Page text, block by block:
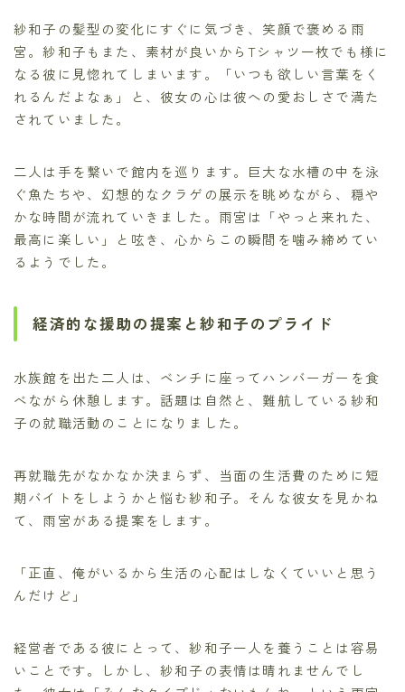
紗和子の髪型の変化にすぐに気づき、笑顔で褒める雨
宮。紗和子もまた、素材が良いからTシャツ一枚でも様に
なる彼に見惚れてしまいます。「いつも欲しい言葉をく
れるんだよなぁ」と、彼女の心は彼への愛おしさで満た
されていました。
二人は手を繋いで館内を巡ります。巨大な水槽の中を泳
ぐ魚たちや、幻想的なクラゲの展示を眺めながら、穏や
かな時間が流れていきました。雨宮は「やっと来れた、
最高に楽しい」と呟き、心からこの瞬間を噛み締めてい
るようでした。
経済的な援助の提案と紗和子のプライド
水族館を出た二人は、ベンチに座ってハンバーガーを食
べながら休憩します。話題は自然と、難航している紗和
子の就職活動のことになりました。
再就職先がなかなか決まらず、当面の生活費のために短
期バイトをしようかと悩む紗和子。そんな彼女を見かね
て、雨宮がある提案をします。
「正直、俺がいるから生活の心配はしなくていいと思う
んだけど」
経営者である彼にとって、紗和子一人を養うことは容易
いことです。しかし、紗和子の表情は晴れませんでし